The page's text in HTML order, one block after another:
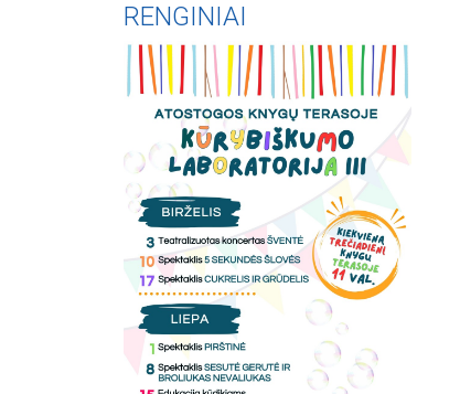
RENGINIAI